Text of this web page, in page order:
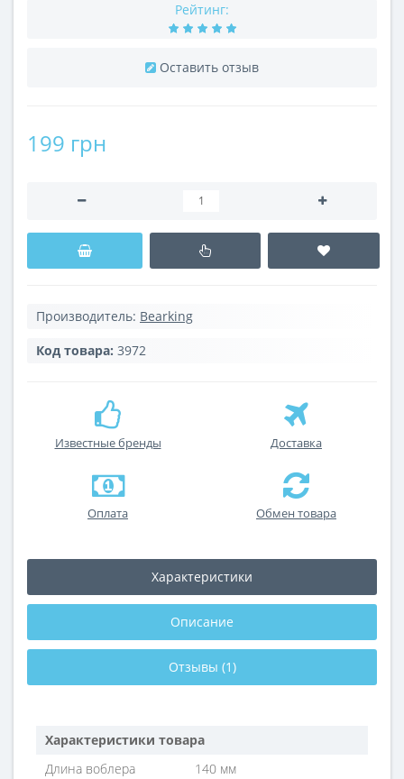
Рейтинг:
Оставить отзыв
199 грн
Производитель: Bearking
Код товара: 3972
Известные бренды Доставка
Оплата Обмен товара
Характеристики
Описание
Отзывы (1)
Характеристики товара
Длина воблера
140 мм